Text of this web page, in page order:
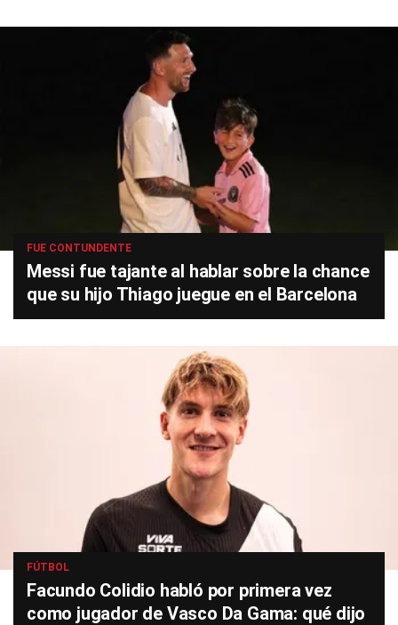
FUE CONTUNDENTE
Messi fue tajante al hablar sobre la chance
que su hijo Thiago juegue en el Barcelona
FÚTBOL
Facundo Colidio habló por primera vez
como jugador de Vasco Da Gama: qué dijo